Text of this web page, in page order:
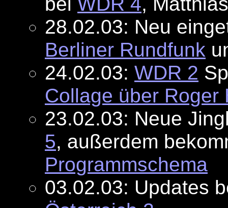
28.02.03: Neu
Berliner Rundfunk
24.02.03: WDR 2
Collage über Roger
23.02.03: Neue
5, außerdem
Programmschema
03.02.03: Updates